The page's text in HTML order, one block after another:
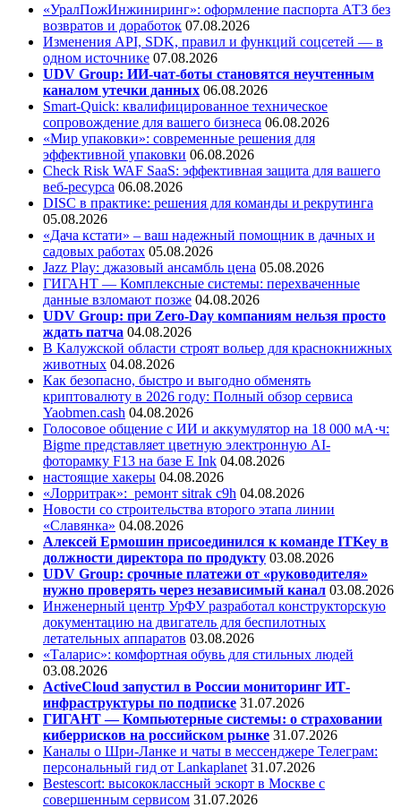
«УралПожИнжиниринг»: оформление паспорта АТЗ без
возвратов и доработок 07.08.2026
Изменения API, SDK, правил и функций соцсетей — в
одном источнике 07.08.2026
UDV Group: ИИ-чат-боты становятся неучтенным
каналом утечки данных 06.08.2026
Smart-Quick: квалифицированное техническое
сопровождение для вашего бизнеса 06.08.2026
«Мир упаковки»: современные решения для
эффективной упаковки 06.08.2026
Check Risk WAF SaaS: эффективная защита для вашего
веб-ресурса 06.08.2026
DISC в практике: решения для команды и рекрутинга
05.08.2026
«Дача кстати» – ваш надежный помощник в дачных и
садовых работах 05.08.2026
Jazz Play: джазовый ансамбль цена 05.08.2026
ГИГАНТ — Комплексные системы: перехваченные
данные взломают позже 04.08.2026
UDV Group: при Zero-Day компаниям нельзя просто
ждать патча 04.08.2026
В Калужской области строят вольер для краснокнижных
животных 04.08.2026
Как безопасно, быстро и выгодно обменять
криптовалюту в 2026 году: Полный обзор сервиса
Yaobmen.cash 04.08.2026
Голосовое общение с ИИ и аккумулятор на 18 000 мА·ч:
Bigme представляет цветную электронную AI-
фоторамку F13 на базе E Ink 04.08.2026
настоящие хакеры 04.08.2026
«Лорритрак»: ремонт sitrak c9h 04.08.2026
Новости со строительства второго этапа линии
«Славянка» 04.08.2026
Алексей Ермошин присоединился к команде ITKey в
должности директора по продукту 03.08.2026
UDV Group: срочные платежи от «руководителя»
нужно проверять через независимый канал 03.08.2026
Инженерный центр УрФУ разработал конструкторскую
документацию на двигатель для беспилотных
летательных аппаратов 03.08.2026
«Таларис»: комфортная обувь для стильных людей
03.08.2026
ActiveCloud запустил в России мониторинг ИТ-
инфраструктуры по подписке 31.07.2026
ГИГАНТ — Компьютерные системы: о страховании
киберрисков на российском рынке 31.07.2026
Каналы о Шри-Ланке и чаты в мессенджере Телеграм:
персональный гид от Lankaplanet 31.07.2026
Bestescort: высококлассный эскорт в Москве с
совершенным сервисом 31.07.2026